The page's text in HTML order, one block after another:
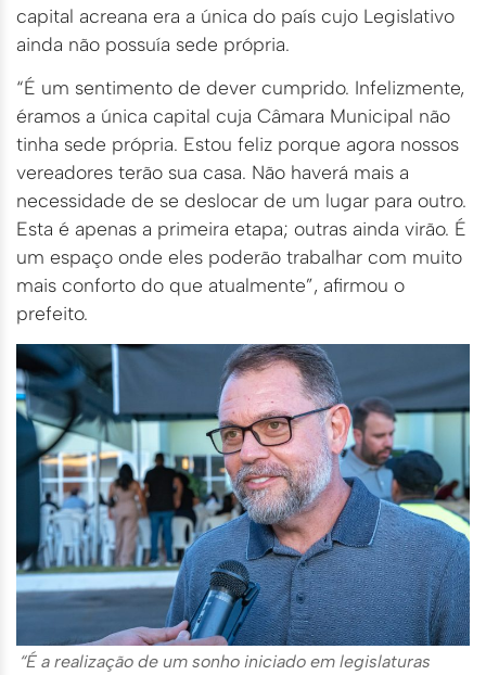
capital acreana era a única do país cujo Legislativo
ainda não possuía sede própria.
“É um sentimento de dever cumprido. Infelizmente,
éramos a única capital cuja Câmara Municipal não
tinha sede própria. Estou feliz porque agora nossos
vereadores terão sua casa. Não haverá mais a
necessidade de se deslocar de um lugar para outro.
Esta é apenas a primeira etapa; outras ainda virão. É
um espaço onde eles poderão trabalhar com muito
mais conforto do que atualmente”, afirmou o
prefeito.
“É a realização de um sonho iniciado em legislaturas